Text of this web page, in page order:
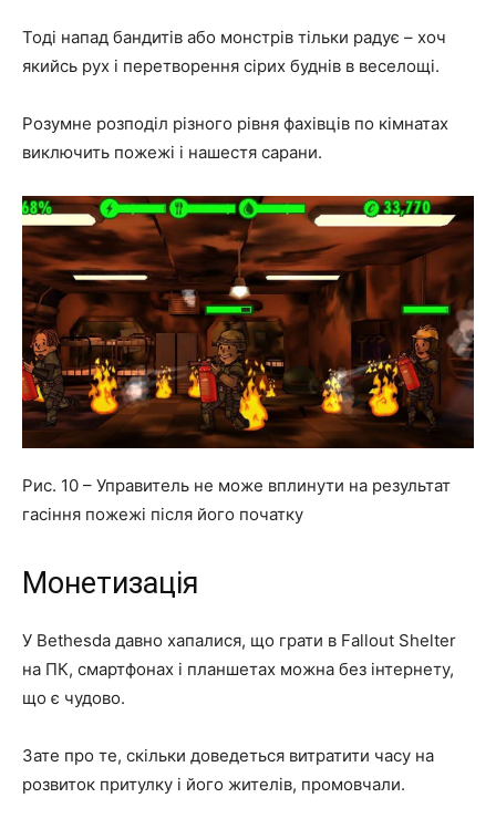
Тоді напад бандитів або монстрів тільки радує – хоч
якийсь рух і перетворення сірих буднів в веселощі.
Розумне розподіл різного рівня фахівців по кімнатах
виключить пожежі і нашестя сарани.
Рис. 10 – Управитель не може вплинути на результат
гасіння пожежі після його початку
Монетизація
У Bethesda давно хапалися, що грати в Fallout Shelter
на ПК, смартфонах і планшетах можна без інтернету,
що є чудово.
Зате про те, скільки доведеться витратити часу на
розвиток притулку і його жителів, промовчали.